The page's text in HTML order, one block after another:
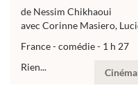
de Nessim Chikhaoui
avec Corinne Masiero,
France - comédie - 1 h 27
Rien...
Cinéma